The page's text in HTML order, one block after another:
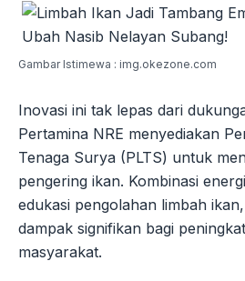
Gambar Istimewa : img.okezone.com
Inovasi ini tak lepas dari
Pertamina NRE menyediakan
Tenaga Surya (PLTS) untuk
pengering ikan. Kombinasi
edukasi pengolahan limbah
dampak signifikan bagi
masyarakat.